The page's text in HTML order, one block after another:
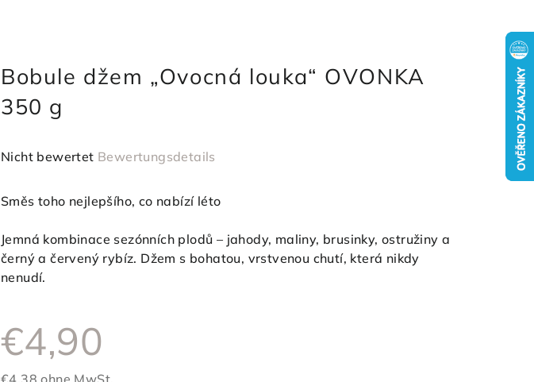
Bobule džem „Ovocná louka“ OVONKA
350 g
Die
Produktbewertung
0,0
von
Nicht bewertet Bewertungsdetails
Směs toho nejlepšího, co nabízí léto
Jemná kombinace sezónních plodů – jahody, maliny, brusinky, ostružiny a
černý a červený rybíz. Džem s bohatou, vrstvenou chutí, která nikdy
nenudí.
€4,90
€4,38 ohne MwSt.